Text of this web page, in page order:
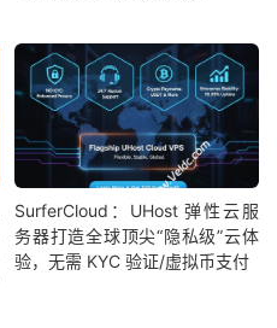
SurferCloud：UHost 弹性云服
务器打造全球顶尖“隐私级”云体
验，无需 KYC 验证/虚拟币支付